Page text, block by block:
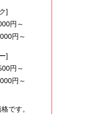
]
円～
円～
]
円～
円～
です。